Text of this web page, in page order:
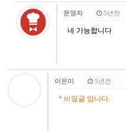
운영자 5년전
네 가능합니다
이은미 5년전
* 비밀글 입니다.